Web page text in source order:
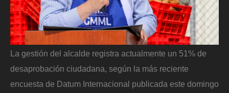
La gestión del alcalde registra actualmente un 51% de
desaprobación ciudadana, según la más reciente
encuesta de Datum Internacional publicada este domingo